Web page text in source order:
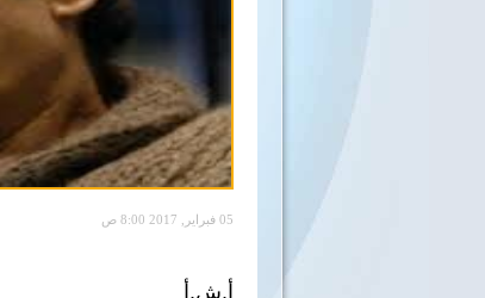
05 فبراير, 2017 8:00 ص
أ.ش.أ